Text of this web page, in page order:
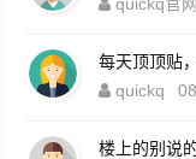
每天顶顶贴
quickq